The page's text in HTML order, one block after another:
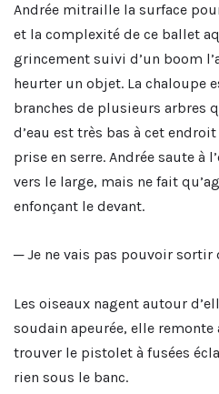
Andrée mitraille la surface
et la complexité de ce ballet
grincement suivi d’un boom
heurter un objet. La chaloupe
branches de plusieurs arbres
d’eau est très bas à cet
prise en serre. Andrée saute à
vers le large, mais ne fait
enfonçant le devant.
─ Je ne vais pas pouvoir sortir
Les oiseaux nagent autour
soudain apeurée, elle
trouver le pistolet à fusées
rien sous le banc.